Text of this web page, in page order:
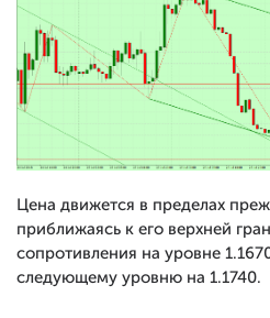
Цена движется в пределах
приближаясь к его верхней
сопротивления на уровне
следующему уровню на 1.1740.